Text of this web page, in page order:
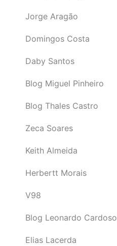
Jorge Aragão
Domingos Costa
Daby Santos
Blog Miguel Pinheiro
Blog Thales Castro
Zeca Soares
Keith Almeida
Herbertt Morais
V98
Blog Leonardo Cardoso
Elias Lacerda